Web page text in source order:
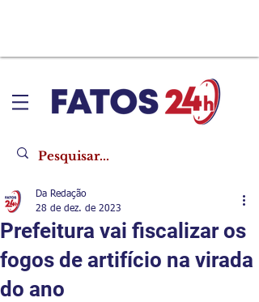
Prefeitura vai fiscalizar os
fogos de artifício na virada
do ano
Da Redação
28 de dez. de 2023